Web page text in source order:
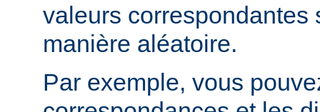
valeurs correspondantes
manière aléatoire.
Par exemple, vous